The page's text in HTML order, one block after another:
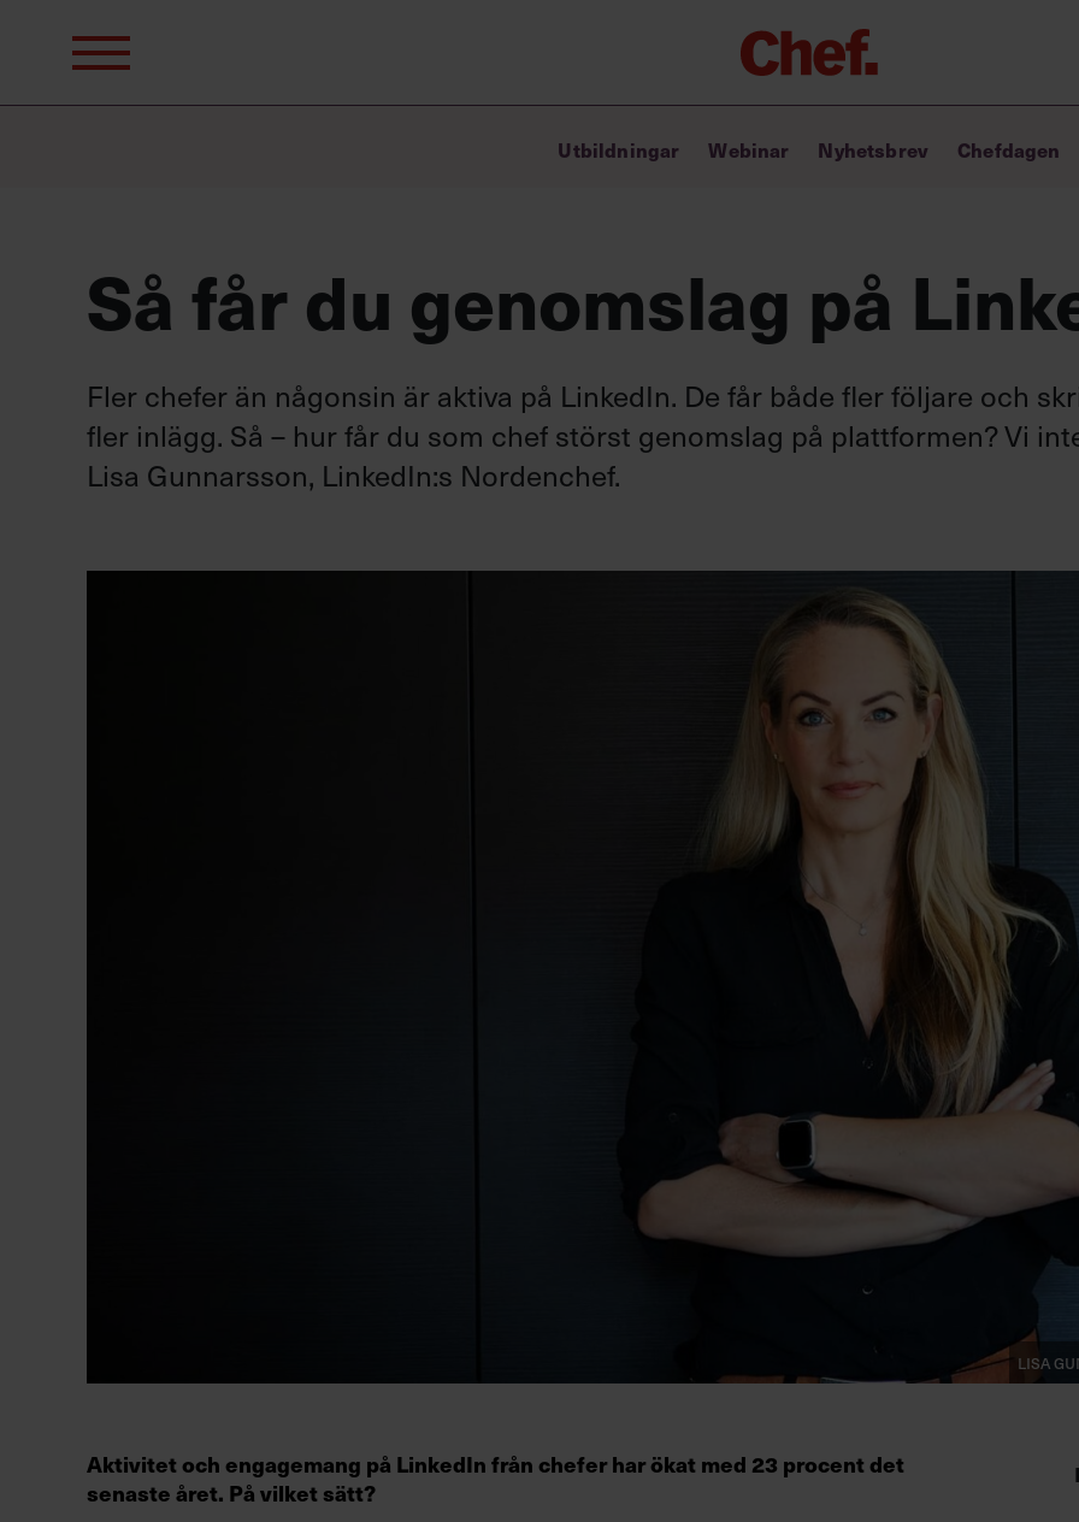
efter: Chefakademin+
Lyft ditt ledarskap med C+
Ledarskapstest
Chef GPT – din chefsassistent i
fickan
Utbildningar Webinar Nyhetsbrev Chefdagen
Så får du genomslag på
Fler chefer än någonsin är aktiva på LinkedIn. De får både fler följare och
fler inlägg. Så – hur får du som chef störst genomslag på plattformen? Vi
Lisa Gunnarsson, LinkedIn:s Nordenchef.
Lisa
Aktivitet och engagemang på LinkedIn från chefer har ökat med 23 procent det
senaste året. På vilket sätt?